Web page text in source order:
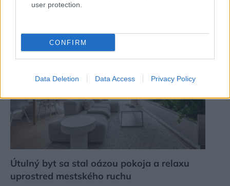
user protection.
CONFIRM
Data Deletion Data Access Privacy Policy
Slovenska
Útulný byt sa stal oázou pokoja a relaxu
uprostred mestského ruchu